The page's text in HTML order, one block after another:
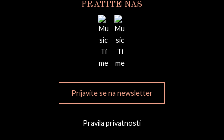
PRATITE NAS
Prijavite se na newsletter
Pravila privatnosti